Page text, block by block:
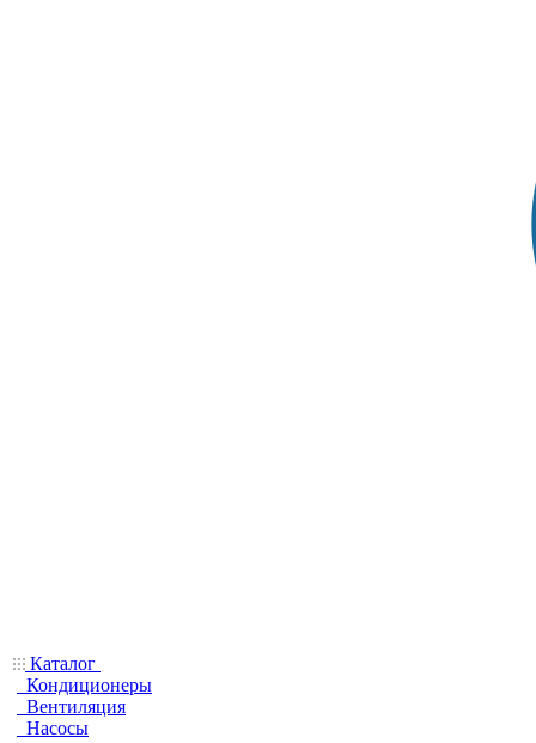
Каталог
Кондиционеры
Вентиляция
Насосы